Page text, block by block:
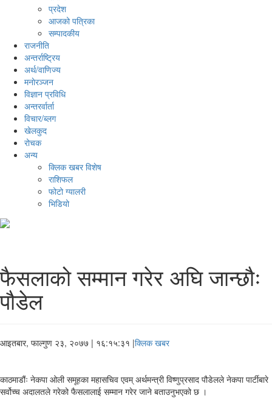
प्रदेश
आजको पत्रिका
सम्पादकीय
राजनीति
अन्तर्राष्ट्रिय
अर्थ/वाणिज्य
मनाेरञ्जन
विज्ञान प्रविधि
अन्तरर्वार्ता
विचार/ब्लग
खेलकुद
रोचक
अन्य
क्लिक खबर विशेष
राशिफल
फोटो ग्यालरी
भिडियो
फैसलाको सम्मान गरेर अघि जान्छौः
पौडेल
आइतबार, फाल्गुण २३, २०७७ | १६:१५:३१ |क्लिक खबर
काठमाडौंः नेकपा ओली समूहका महासचिव एवम् अर्थमन्त्री विष्णुप्रसाद पौडेलले नेकपा पार्टीबारे
सर्वोच्च अदालतले गरेको फैसलालाई सम्मान गरेर जाने बताउनुभएको छ ।